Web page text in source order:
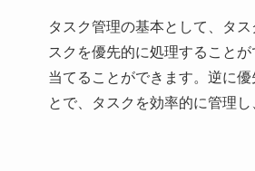
タスク管理の基本として、タ
スクを優先的に処理すること
当てることができます。逆に
とで、タスクを効率的に管理